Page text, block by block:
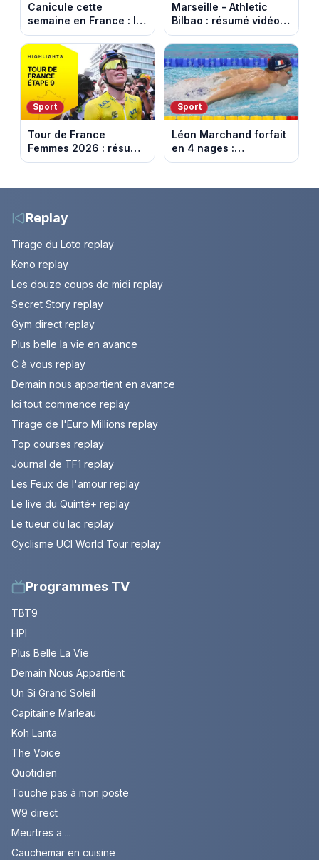
Canicule cette
semaine en France : le
pic de chaleur attendu
entre mercredi et jeudi
Marseille - Athletic
Bilbao : résumé vidéo
du match amical au
Stade Vélodrome (9
août 2026)
Sport
Tour de France
Femmes 2026 : résumé
vidéo de la dernière
Vollering remporte son
Sport
Léon Marchand forfait
en 4 nages :
découvrez son
aux Championnats
Replay
Tirage du Loto replay
Keno replay
Les douze coups de midi replay
Secret Story replay
Gym direct replay
Plus belle la vie en avance
C à vous replay
Demain nous appartient en avance
Ici tout commence replay
Tirage de l'Euro Millions replay
Top courses replay
Journal de TF1 replay
Les Feux de l'amour replay
Le live du Quinté+ replay
Le tueur du lac replay
Cyclisme UCI World Tour replay
Programmes TV
TBT9
HPI
Plus Belle La Vie
Demain Nous Appartient
Un Si Grand Soleil
Capitaine Marleau
Koh Lanta
The Voice
Quotidien
Touche pas à mon poste
W9 direct
Meurtres a ...
Cauchemar en cuisine